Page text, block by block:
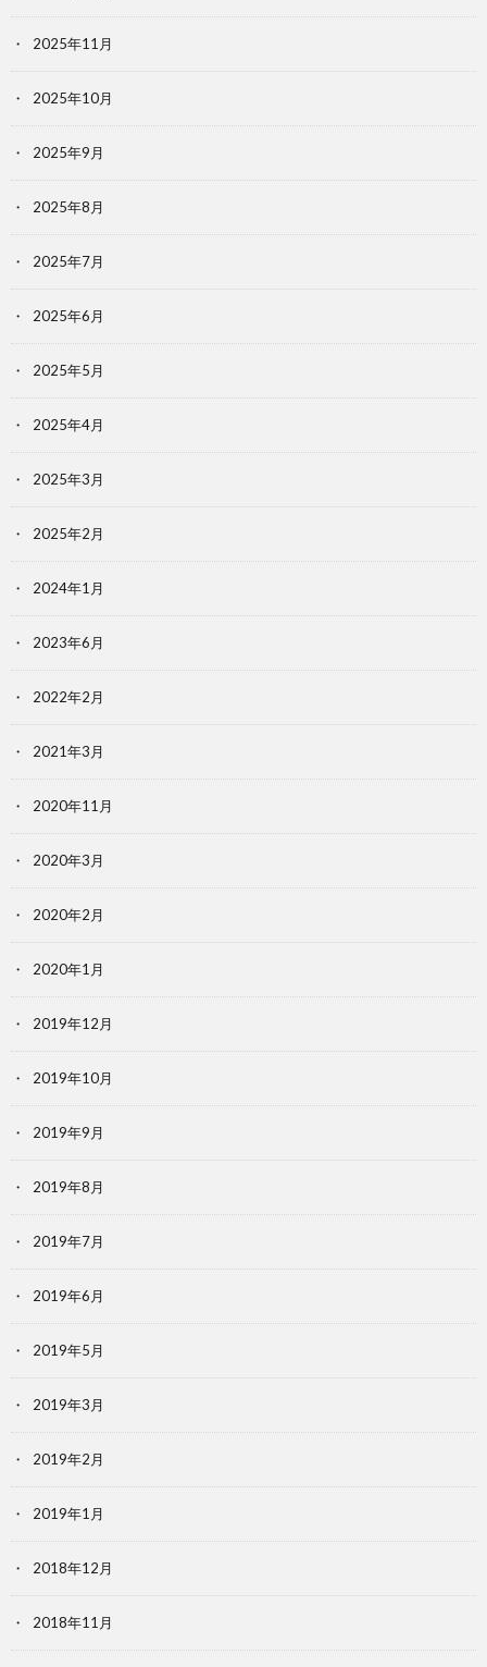
2025年11月
2025年10月
2025年9月
2025年8月
2025年7月
2025年6月
2025年5月
2025年4月
2025年3月
2025年2月
2024年1月
2023年6月
2022年2月
2021年3月
2020年11月
2020年3月
2020年2月
2020年1月
2019年12月
2019年10月
2019年9月
2019年8月
2019年7月
2019年6月
2019年5月
2019年3月
2019年2月
2019年1月
2018年12月
2018年11月